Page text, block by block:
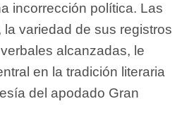
incorrección política. Las
variedad de sus registros
alcanzadas, le
en la tradición literaria
del apodado Gran